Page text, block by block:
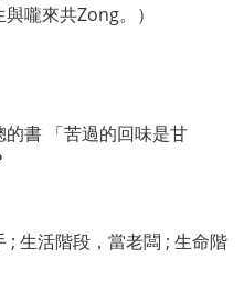
嚨來共Zong。）
書 「苦過的回味是甘
; 生活階段，當老闆 ; 生命階